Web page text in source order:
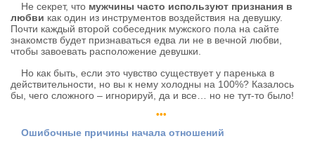
Не секрет, что мужчины часто используют признания в
любви как один из инструментов воздействия на девушку.
Почти каждый второй собеседник мужского пола на сайте
знакомств будет признаваться едва ли не в вечной любви,
чтобы завоевать расположение девушки.
Но как быть, если это чувство существует у паренька в
действительности, но вы к нему холодны на 100%? Казалось
бы, чего сложного – игнорируй, да и все… но не тут-то было!
•••
Ошибочные причины начала отношений